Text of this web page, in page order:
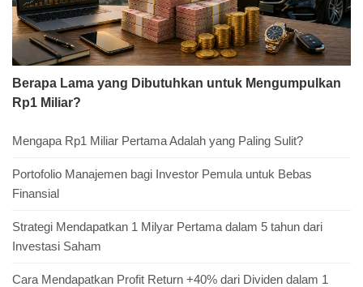
Berapa Lama yang Dibutuhkan untuk Mengumpulkan
Rp1 Miliar?
Mengapa Rp1 Miliar Pertama Adalah yang Paling Sulit?
Portofolio Manajemen bagi Investor Pemula untuk Bebas
Finansial
Strategi Mendapatkan 1 Milyar Pertama dalam 5 tahun dari
Investasi Saham
Cara Mendapatkan Profit Return +40% dari Dividen dalam 1